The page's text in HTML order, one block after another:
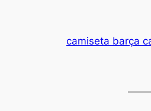
camiseta barça